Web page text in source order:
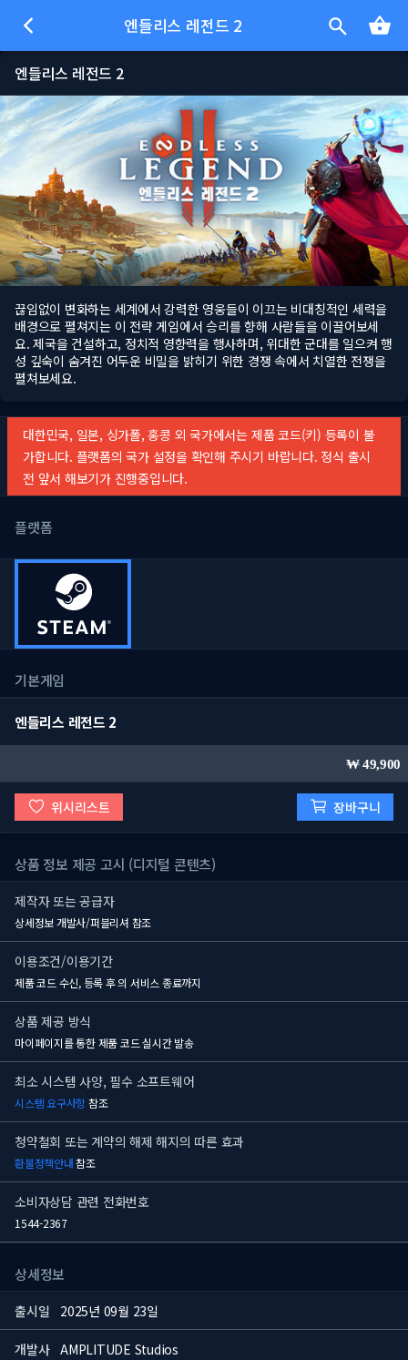
엔들리스 레전드 2
엔들리스 레전드 2
끊임없이 변화하는 세계에서 강력한 영웅들이 이끄는 비대칭적인 세력을
배경으로 펼쳐지는 이 전략 게임에서 승리를 향해 사람들을 이끌어보세
요. ​​제국을 건설하고, 정치적 영향력을 행사하며, 위대한 군대를 일으켜 행
성 깊숙이 숨겨진 어두운 비밀을 밝히기 위한 경쟁 속에서 치열한 전쟁을
펼쳐보세요.
대한민국, 일본, 싱가폴, 홍콩 외 국가에서는 제품 코드(키) 등록이 불
가합니다. 플랫폼의 국가 설정을 확인해 주시기 바랍니다. 정식 출시
전 앞서 해보기가 진행중입니다.
플랫폼
기본게임
엔들리스 레전드 2
49,900
위시리스트 장바구니
상품 정보 제공 고시 (디지털 콘텐츠)
제작자 또는 공급자
상세정보 개발사/퍼블리셔 참조
이용조건/이용기간
제품 코드 수신, 등록 후의 서비스 종료까지
상품 제공 방식
마이페이지를 통한 제품 코드 실시간 발송
최소 시스템 사양, 필수 소프트웨어
시스템 요구사항참조
청약철회 또는 계약의 해제 해지의 따른 효과
환불정책안내참조
소비자상담 관련 전화번호
1544-2367
상세정보
출시일 2025년 09월 23일
개발사 AMPLITUDE Studios